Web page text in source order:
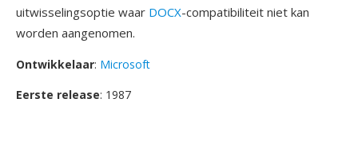
uitwisselingsoptie waar DOCX-compatibiliteit niet kan
worden aangenomen.
Ontwikkelaar: Microsoft
Eerste release: 1987